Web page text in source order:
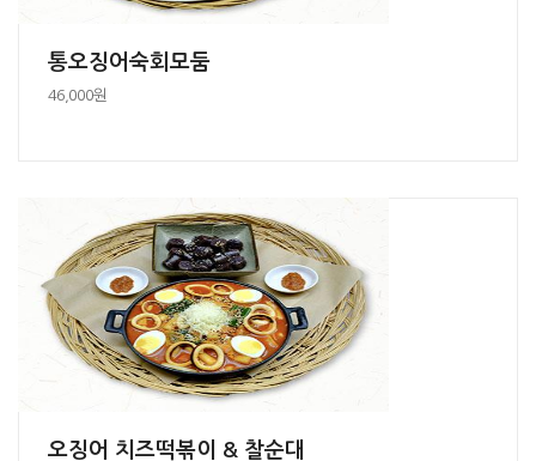
통오징어숙회모둠
46,000원
오징어 치즈떡볶이 & 찰순대